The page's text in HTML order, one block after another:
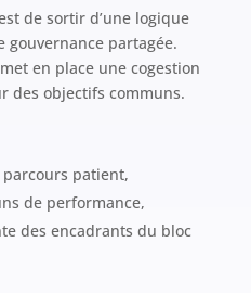
de sortir d’une logique
gouvernance partagée.
en place une cogestion
des objectifs communs.
patient,
de performance,
des encadrants du bloc